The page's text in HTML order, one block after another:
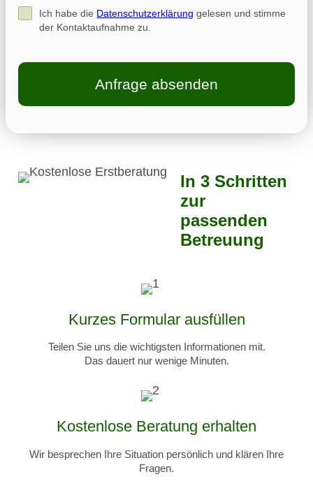
In 3 Schritten
zur
passenden
Betreuung
Kurzes Formular ausfüllen
Teilen Sie uns die wichtigsten Informationen mit.
Das dauert nur wenige Minuten.
Kostenlose Beratung erhalten
Wir besprechen Ihre Situation persönlich und klären Ihre
Fragen.
Ich habe die Datenschutzerklärung gelesen und stimme
der Kontaktaufnahme zu.
Anfrage absenden